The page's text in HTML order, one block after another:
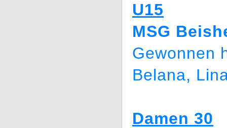
U15
MSG
Gewonnen
Belana,
Damen 30